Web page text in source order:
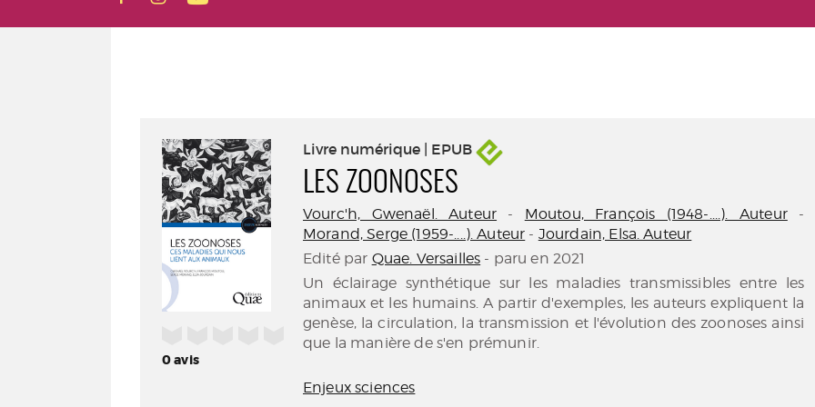
0avis
Livre numérique | EPUB
LES ZOONOSES
Vourc'h, Gwenaël. Auteur - Moutou, François (1948-....). Auteur-
Morand, Serge (1959-....). Auteur - Jourdain, Elsa. Auteur
Edité par Quae. Versailles - paru en 2021
Un éclairage synthétique sur les maladies transmissibles entre les
animaux et les humains. A partir d'exemples, les auteurs expliquent la
genèse, la circulation, la transmission et l'évolution des zoonoses ainsi
que la manière de s'en prémunir.
Enjeux sciences